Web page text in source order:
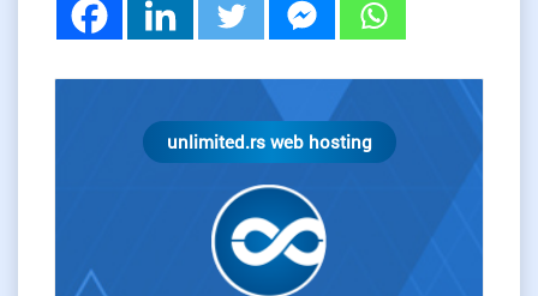
unlimited.rs web hosting